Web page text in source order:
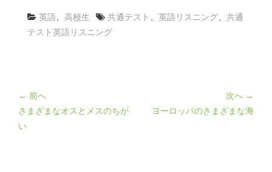
英語、 高校生 共通テスト 、 英語リスニング、 共通
テスト英語リスニング
← 前へ
さまざまなオスとメスのちが
い
次へ →
ヨーロッパのさまざまな海